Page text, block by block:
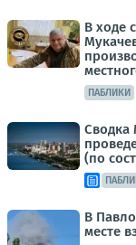
В ходе
ПАБЛИКИ
Сводка
(по
В
месте